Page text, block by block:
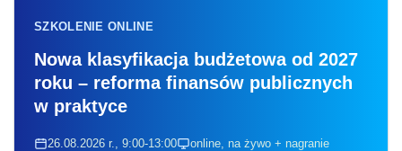
SZKOLENIE ONLINE
Nowa klasyfikacja budżetowa od 2027
roku – reforma finansów publicznych
w praktyce
26.08.2026 r., 9:00-13:00 online, na żywo + nagranie